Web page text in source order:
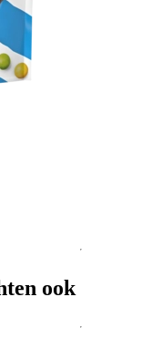
ook